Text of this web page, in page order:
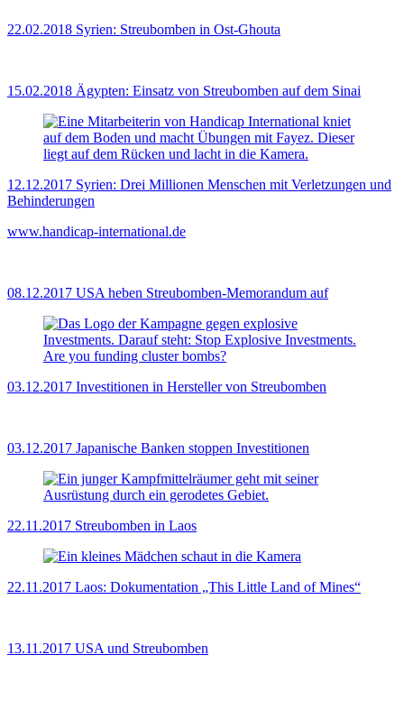
22.02.2018 Syrien: Streubomben in Ost-Ghouta
15.02.2018 Ägypten: Einsatz von Streubomben auf dem Sinai
12.12.2017 Syrien: Drei Millionen Menschen mit Verletzungen und
Behinderungen
www.handicap-international.de
08.12.2017 USA heben Streubomben-Memorandum auf
03.12.2017 Investitionen in Hersteller von Streubomben
03.12.2017 Japanische Banken stoppen Investitionen
22.11.2017 Streubomben in Laos
22.11.2017 Laos: Dokumentation „This Little Land of Mines“
13.11.2017 USA und Streubomben